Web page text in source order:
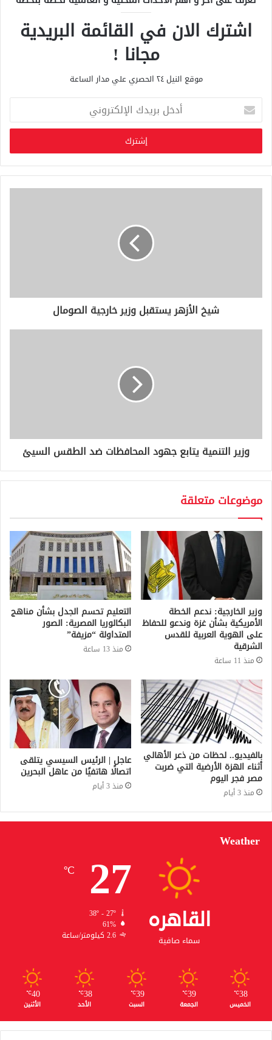
اشترك الان في القائمة البريدية
مجانا !
موقع النيل ٢٤ الحصري علي مدار الساعة
خ
ب
ر
ي
ر
ي
شيخ الأزهر يستقبل وزير خارجية الصومال
وزير التنمية يتابع جهود المحافظات ضد الطقس السيئ
موضوعات متعلقة
وزير الخارجية: ندعم الخطة
الأمريكية بشأن غزة وندعو للحفاظ
على الهوية العربية للقدس
الشرقية
منذ 11 ساعة
التعليم تحسم الجدل بشأن مناهج
البكالوريا المصرية: الصور
المتداولة “مزيفة”
منذ 13 ساعة
بالفيديو.. لحظات من ذعر الأهالي
أثناء الهزة الأرضية التي ضربت
مصر فجر اليوم
منذ 3 أيام
عاجل | الرئيس السيسي يتلقى
اتصالًا هاتفيًا من عاهل البحرين
منذ 3 أيام
Weather
القاهره
سماء صافية
27
℃
38º - 27º
61%
2.6 كيلومتر/ساعة
38
℃
الخميس
39
℃
الجمعة
39
℃
السبت
38
℃
الأحد
40
℃
الأثنين